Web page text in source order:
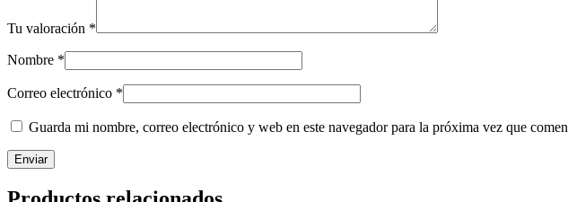
Tu valoración *
Nombre *
Correo electrónico *
Guarda mi nombre, correo electrónico y web en este navegador para la próxima vez que